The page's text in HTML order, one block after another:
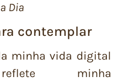
Dia
contemplar
minha vida digital
minha